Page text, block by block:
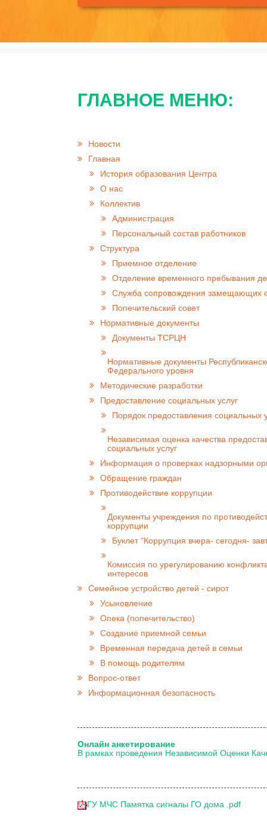
ГЛАВНОЕ МЕНЮ:
Новости
Главная
История образования Центра
О нас
Коллектив
Администрация
Персональный состав работников
Структура
Приемное отделение
Отделение временного пребывания
Cлужба сопровождения замещающих
Попечительский совет
Нормативные документы
Документы ТСРЦН
Нормативные документы
Федерального уровня
Методические разработки
Предоставление социальных услуг
Порядок предоставления социальных
Независимая оценка качества
социальных услуг
Информация о проверках надзорными
Обращение граждан
Противодействие коррупции
Документы учреждения по
коррупции
Буклет "Коррупция вчера- сегодня-
Комиссия по урегулированию
интересов
Семейное устройство детей - сирот
Усыновление
Опека (попечительство)
Создание приемной семьи
Временная передача детей в семьи
В помощь родителям
Вопрос-ответ
Информационная безопасность
Онлайн анкетирование
В рамках проведения Независимой Оценки
ГУ МЧС Памятка сигналы ГО дома .pdf